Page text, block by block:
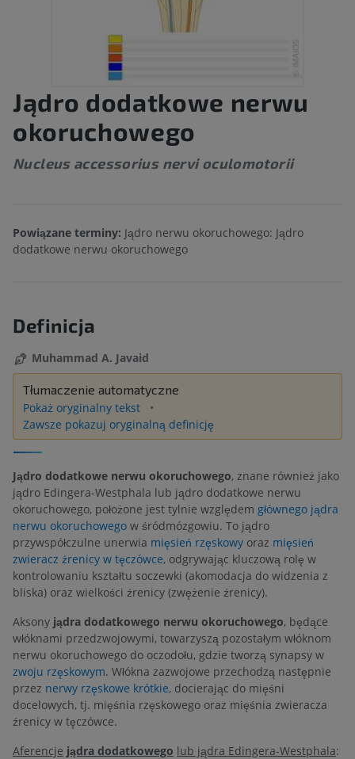
Jądro dodatkowe nerwu
okoruchowego
Nucleus accessorius nervi oculomotorii
Powiązane terminy: Jądro nerwu okoruchowego: Jądro
dodatkowe nerwu okoruchowego
Definicja
Muhammad A. Javaid
Tłumaczenie automatyczne
Pokaż oryginalny tekst
Zawsze pokazuj oryginalną definicję
Jądro dodatkowe nerwu okoruchowego, znane również jako
jądro Edingera-Westphala lub jądro dodatkowe nerwu
okoruchowego, położone jest tylnie względem głównego jądra
nerwu okoruchowego w śródmózgowiu. To jądro
przywspółczulne unerwia mięsień rzęskowy oraz mięsień
zwieracz źrenicy w tęczówce, odgrywając kluczową rolę w
kontrolowaniu kształtu soczewki (akomodacja do widzenia z
bliska) oraz wielkości źrenicy (zwężenie źrenicy).
Aksony jądra dodatkowego nerwu okoruchowego, będące
włóknami przedzwojowymi, towarzyszą pozostałym włóknom
nerwu okoruchowego do oczodołu, gdzie tworzą synapsy w
zwoju rzęskowym. Włókna zazwojowe przechodzą następnie
przez nerwy rzęskowe krótkie, docierając do mięśni
docelowych, tj. mięśnia rzęskowego oraz mięśnia zwieracza
źrenicy w tęczówce.
Aferencje jądra dodatkowego lub jądra Edingera-Westphala: